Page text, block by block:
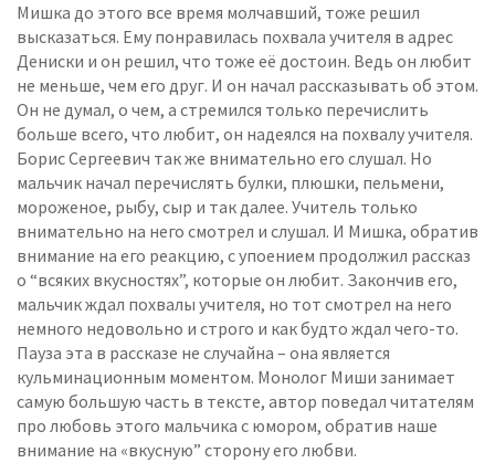
Мишка до этого все время молчавший, тоже решил
высказаться. Ему понравилась похвала учителя в адрес
Дениски и он решил, что тоже её достоин. Ведь он любит
не меньше, чем его друг. И он начал рассказывать об этом.
Он не думал, о чем, а стремился только перечислить
больше всего, что любит, он надеялся на похвалу учителя.
Борис Сергеевич так же внимательно его слушал. Но
мальчик начал перечислять булки, плюшки, пельмени,
мороженое, рыбу, сыр и так далее. Учитель только
внимательно на него смотрел и слушал. И Мишка, обратив
внимание на его реакцию, с упоением продолжил рассказ
о “всяких вкусностях”, которые он любит. Закончив его,
мальчик ждал похвалы учителя, но тот смотрел на него
немного недовольно и строго и как будто ждал чего-то.
Пауза эта в рассказе не случайна – она является
кульминационным моментом. Монолог Миши занимает
самую большую часть в тексте, автор поведал читателям
про любовь этого мальчика с юмором, обратив наше
внимание на «вкусную” сторону его любви.